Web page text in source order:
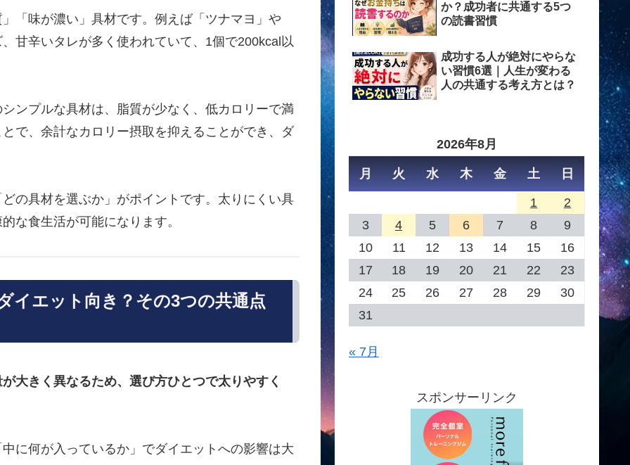
「味が濃い」具材です。例えば「ツナマヨ」や
甘辛いタレが多く使われていて、1個で200kcal以
ンプルな具材は、脂質が少なく、低カロリーで満
で、余計なカロリー摂取を抑えることができ、ダ
の具材を選ぶか」がポイントです。太りにくい具
な食生活が可能になります。
イエット向き？その3つの共通点
大きく異なるため、選び方ひとつで太りやすく
に何が入っているか」でダイエットへの影響は大
か？成功者に共通する5つ
の読書習慣
成功する人が絶対にやらな
い習慣6選｜人生が変わる
人の共通する考え方とは？
2026年8月
月 火 水 木 金 土 日
1
2
3
4 5 6 7 8
9
10
11 12 13 14 15
16
17
18 19 20 21 22
23
24
25 26 27 28 29
30
31
« 7月
スポンサーリンク